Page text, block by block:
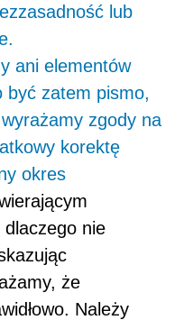
lub
ani elementów
być zatem pismo,
zgody na
korektę
okres
nie
że
Należy